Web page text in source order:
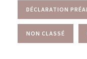
DÉCLARATION
NON CLASSÉ